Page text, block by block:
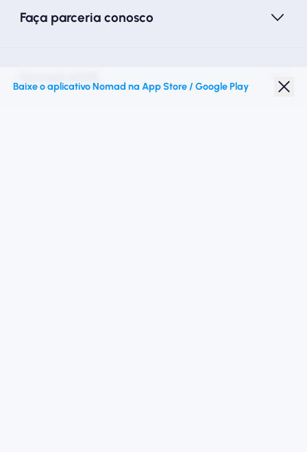
Faça parceria conosco
Baixe o aplicativo Nomad na App Store / Google Play